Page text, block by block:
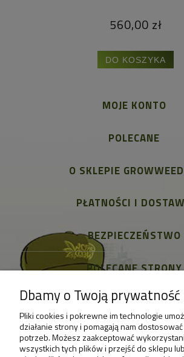
560,00 zł
DO KOSZYKA
MOJE KONTO
POLECANE
O SKLEPIE
PŁATNOŚCI I
BEZPIECZEŃSTWO
POLECANE STRONY
Dbamy o Twoją prywatność
Pliki cookies i pokrewne im technologie
działanie strony i pomagają nam
potrzeb. Możesz zaakceptować
wszystkich tych plików i przejść do sklepu